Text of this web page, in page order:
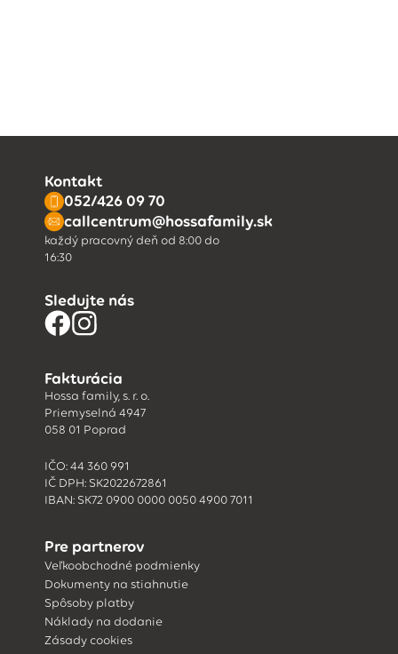
Kontakt
052/426 09 70
callcentrum@hossafamily.sk
každý pracovný deň od 8:00 do
16:30
Sledujte nás
Fakturácia
Hossa family, s. r. o.
Priemyselná 4947
058 01 Poprad
IČO: 44 360 991
IČ DPH: SK2022672861
IBAN: SK72 0900 0000 0050 4900 7011
Pre partnerov
Veľkoobchodné podmienky
Dokumenty na stiahnutie
Spôsoby platby
Náklady na dodanie
Zásady cookies